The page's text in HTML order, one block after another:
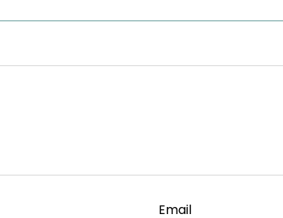
Email